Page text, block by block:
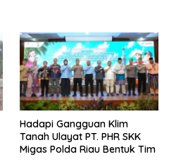
Hadapi Gangguan Klim
Tanah Ulayat PT. PHR SKK
Migas Polda Riau Bentuk Tim